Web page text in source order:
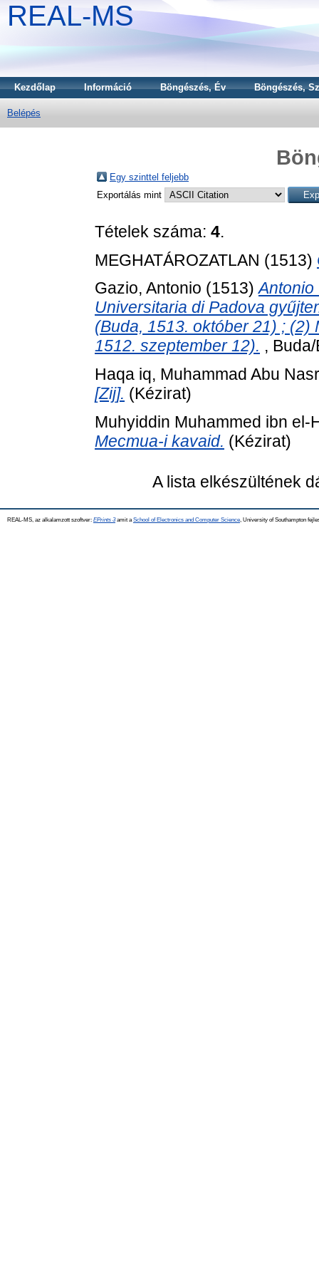
REAL-MS
Kezdőlap Információ Böngészés, Év Böngészés,
Belépés
Egy szinttel feljebb
Exportálás mint
Tételek száma: 4.
MEGHATÁROZATLAN (1513)
Gazio, Antonio (1513)Antonio
Universitaria di Padova
(Buda, 1513. október 21) ; (2)
1512. szeptember 12). ,
Haqa iq, Muhammad Abu
[Zij]. (Kézirat)
Muhyiddin Muhammed ibn el-
Mecmua-i kavaid. (Kézirat)
A lista elkészültének
REAL-MS, az alkalamzott szoftver: EPrints 3amit a School of Electronics and Computer Science , University of Southampton